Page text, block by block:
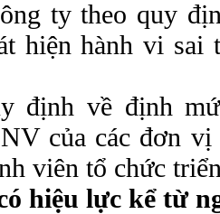
ty theo quy
hiện hành vi sai
định về định
của các đơn
viên tổ chức
hiệu lực kể từ